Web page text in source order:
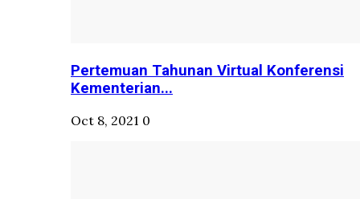
Pertemuan Tahunan Virtual Konferensi
Kementerian...
Oct 8, 2021 0